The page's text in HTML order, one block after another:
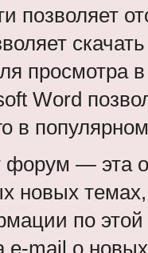
позволяет
просмотра
Word
в
форум — эта
новых
по
e-mail о